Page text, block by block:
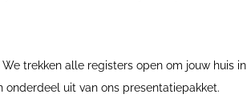
trekken alle registers open om jouw huis
onderdeel uit van ons presentatiepakket.